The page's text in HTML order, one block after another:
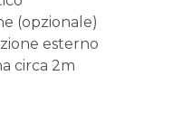
(opzionale)
esterno
circa 2m